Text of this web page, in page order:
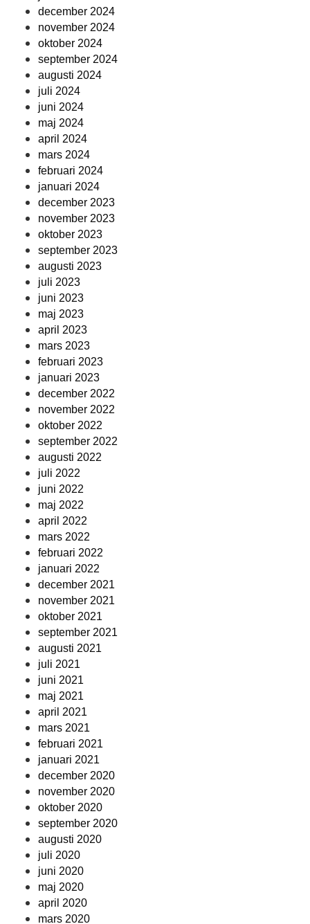
december 2024
november 2024
oktober 2024
september 2024
augusti 2024
juli 2024
juni 2024
maj 2024
april 2024
mars 2024
februari 2024
januari 2024
december 2023
november 2023
oktober 2023
september 2023
augusti 2023
juli 2023
juni 2023
maj 2023
april 2023
mars 2023
februari 2023
januari 2023
december 2022
november 2022
oktober 2022
september 2022
augusti 2022
juli 2022
juni 2022
maj 2022
april 2022
mars 2022
februari 2022
januari 2022
december 2021
november 2021
oktober 2021
september 2021
augusti 2021
juli 2021
juni 2021
maj 2021
april 2021
mars 2021
februari 2021
januari 2021
december 2020
november 2020
oktober 2020
september 2020
augusti 2020
juli 2020
juni 2020
maj 2020
april 2020
mars 2020